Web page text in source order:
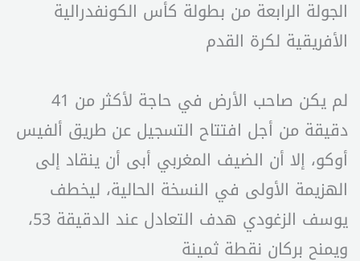
الجولة الرابعة من بطولة كأس الكونفدرالية
الأفريقية لكرة القدم
لم يكن صاحب الأرض في حاجة لأكثر من 41
دقيقة من أجل افتتاح التسجيل عن طريق ألفيس
أوكو، إلا أن الضيف المغربي أبى أن ينقاد إلى
الهزيمة الأولى في النسخة الحالية، ليخطف
يوسف الزغودي هدف التعادل عند الدقيقة 53،
ويمنح بركان نقطة ثمينة